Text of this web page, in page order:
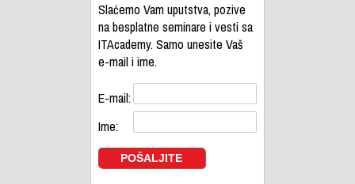
Slaćemo Vam uputstva, pozive
na besplatne seminare i vesti sa
ITAcademy. Samo unesite Vaš
e-mail i ime.
E-mail:
Ime: